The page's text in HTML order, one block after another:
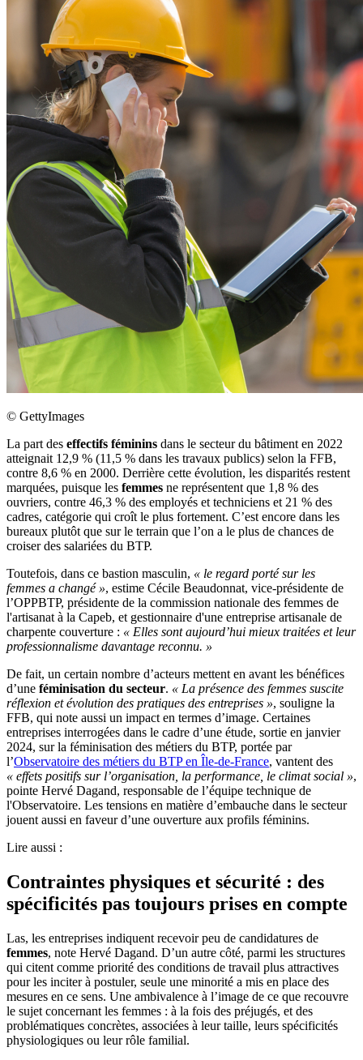
© GettyImages
La part des effectifs féminins dans le secteur du bâtiment en 2022
atteignait 12,9 % (11,5 % dans les travaux publics) selon la FFB,
contre 8,6 % en 2000. Derrière cette évolution, les disparités restent
marquées, puisque les femmes ne représentent que 1,8 % des
ouvriers, contre 46,3 % des employés et techniciens et 21 % des
cadres, catégorie qui croît le plus fortement. C’est encore dans les
bureaux plutôt que sur le terrain que l’on a le plus de chances de
croiser des salariées du BTP.
Toutefois, dans ce bastion masculin, « le regard porté sur les
femmes a changé », estime Cécile Beaudonnat, vice-présidente de
l’OPPBTP, présidente de la commission nationale des femmes de
l'artisanat à la Capeb, et gestionnaire d'une entreprise artisanale de
charpente couverture : « Elles sont aujourd’hui mieux traitées et leur
professionnalisme davantage reconnu. »
De fait, un certain nombre d’acteurs mettent en avant les bénéfices
d’une féminisation du secteur. « La présence des femmes suscite
réflexion et évolution des pratiques des entreprises », souligne la
FFB, qui note aussi un impact en termes d’image. Certaines
entreprises interrogées dans le cadre d’une étude, sortie en janvier
2024, sur la féminisation des métiers du BTP, portée par
l’Observatoire des métiers du BTP en Île-de-France, vantent des
« effets positifs sur l’organisation, la performance, le climat social »,
pointe Hervé Dagand, responsable de l’équipe technique de
l'Observatoire. Les tensions en matière d’embauche dans le secteur
jouent aussi en faveur d’une ouverture aux profils féminins.
Lire aussi :
Contraintes physiques et sécurité : des
spécificités pas toujours prises en compte
Las, les entreprises indiquent recevoir peu de candidatures de
femmes, note Hervé Dagand. D’un autre côté, parmi les structures
qui citent comme priorité des conditions de travail plus attractives
pour les inciter à postuler, seule une minorité a mis en place des
mesures en ce sens. Une ambivalence à l’image de ce que recouvre
le sujet concernant les femmes : à la fois des préjugés, et des
problématiques concrètes, associées à leur taille, leurs spécificités
physiologiques ou leur rôle familial.